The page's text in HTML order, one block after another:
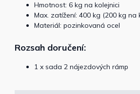
Hmotnost: 6 kg na kolejnici
Max. zatížení: 400 kg (200 kg na
Materiál: pozinkovaná ocel
Rozsah doručení:
1 x sada 2 nájezdových rámp